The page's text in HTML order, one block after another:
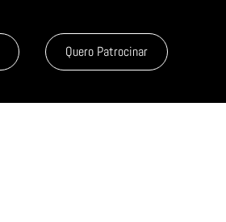
Quero Patrocinar